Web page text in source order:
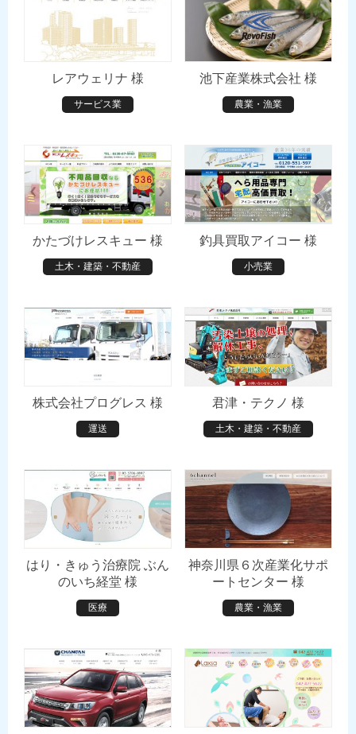
レアウェリナ 様
サービス業
池下産業株式会社 様
農業・漁業
かたづけレスキュー 様
土木・建築・不動産
釣具買取アイコー 様
小売業
株式会社プログレス 様
運送
君津・テクノ 様
土木・建築・不動産
はり・きゅう治療院 ぶん
のいち経堂 様
医療
神奈川県６次産業化サポ
ートセンター 様
農業・漁業